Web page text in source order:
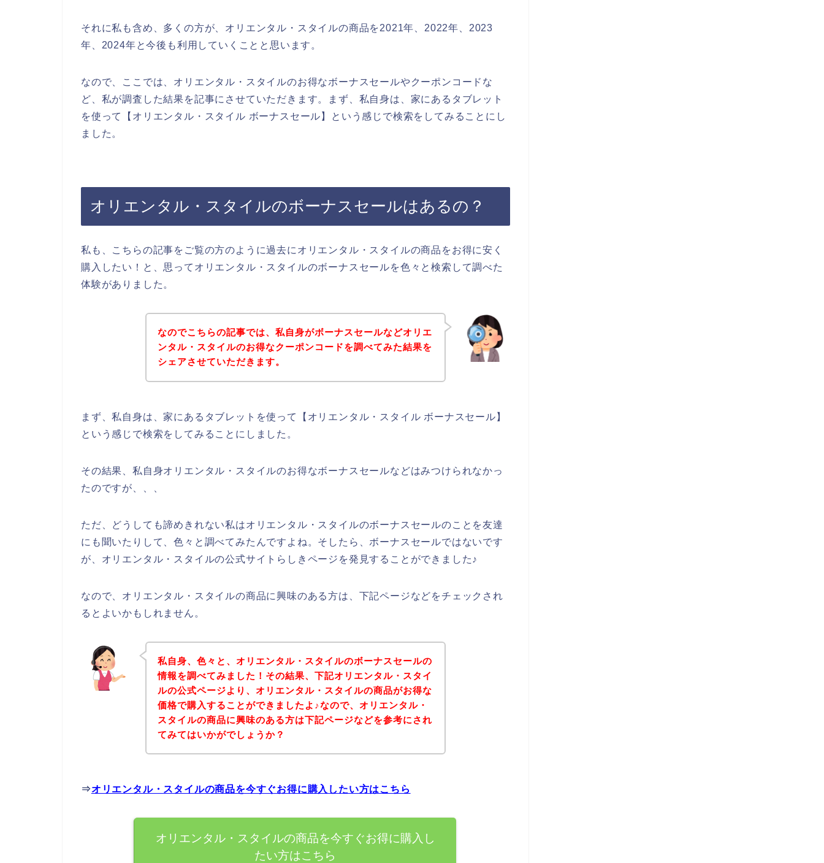
それに私も含め、多くの方が、オリエンタル・スタイルの商品を2021年、2022年、2023
年、2024年と今後も利用していくことと思います。
なので、ここでは、オリエンタル・スタイルのお得なボーナスセールやクーポンコードな
ど、私が調査した結果を記事にさせていただきます。まず、私自身は、家にあるタブレット
を使って【オリエンタル・スタイル ボーナスセール】という感じで検索をしてみることにし
ました。
オリエンタル・スタイルのボーナスセールはあるの？
私も、こちらの記事をご覧の方のように過去にオリエンタル・スタイルの商品をお得に安く
購入したい！と、思ってオリエンタル・スタイルのボーナスセールを色々と検索して調べた
体験がありました。
なのでこちらの記事では、私自身がボーナスセールなどオリエ
ンタル・スタイルのお得なクーポンコードを調べてみた結果を
シェアさせていただきます。
まず、私自身は、家にあるタブレットを使って【オリエンタル・スタイル ボーナスセール】
という感じで検索をしてみることにしました。
その結果、私自身オリエンタル・スタイルのお得なボーナスセールなどはみつけられなかっ
たのですが、、、
ただ、どうしても諦めきれない私はオリエンタル・スタイルのボーナスセールのことを友達
にも聞いたりして、色々と調べてみたんですよね。そしたら、ボーナスセールではないです
が、オリエンタル・スタイルの公式サイトらしきページを発見することができました♪
なので、オリエンタル・スタイルの商品に興味のある方は、下記ページなどをチェックされ
るとよいかもしれません。
私自身、色々と、オリエンタル・スタイルのボーナスセールの
情報を調べてみました！その結果、下記オリエンタル・スタイ
ルの公式ページより、オリエンタル・スタイルの商品がお得な
価格で購入することができましたよ♪なので、オリエンタル・
スタイルの商品に興味のある方は下記ページなどを参考にされ
てみてはいかがでしょうか？
⇒オリエンタル・スタイルの商品を今すぐお得に購入したい方はこちら
オリエンタル・スタイルの商品を今すぐお得に購入し
たい方はこちら